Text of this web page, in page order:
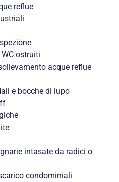
reflue
ostruiti
acque reflue
e bocche di lupo
intasate da radici o
condominiali